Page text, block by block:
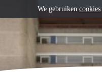
We gebruiken cookies